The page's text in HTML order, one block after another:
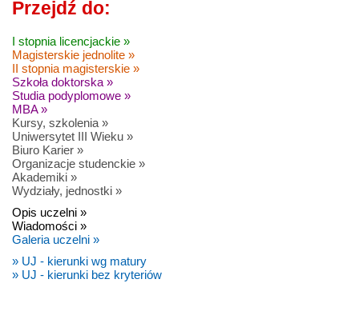
Przejdź do:
I stopnia licencjackie »
Magisterskie jednolite »
II stopnia magisterskie »
Szkoła doktorska »
Studia podyplomowe »
MBA »
Kursy, szkolenia »
Uniwersytet III Wieku »
Biuro Karier »
Organizacje studenckie »
Akademiki »
Wydziały, jednostki »
Opis uczelni »
Wiadomości »
Galeria uczelni »
» UJ - kierunki wg matury
» UJ - kierunki bez kryteriów